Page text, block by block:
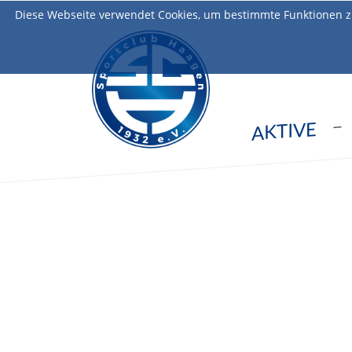
AKTIVE
Diese Webseite verwendet Cookies, um bestimmte